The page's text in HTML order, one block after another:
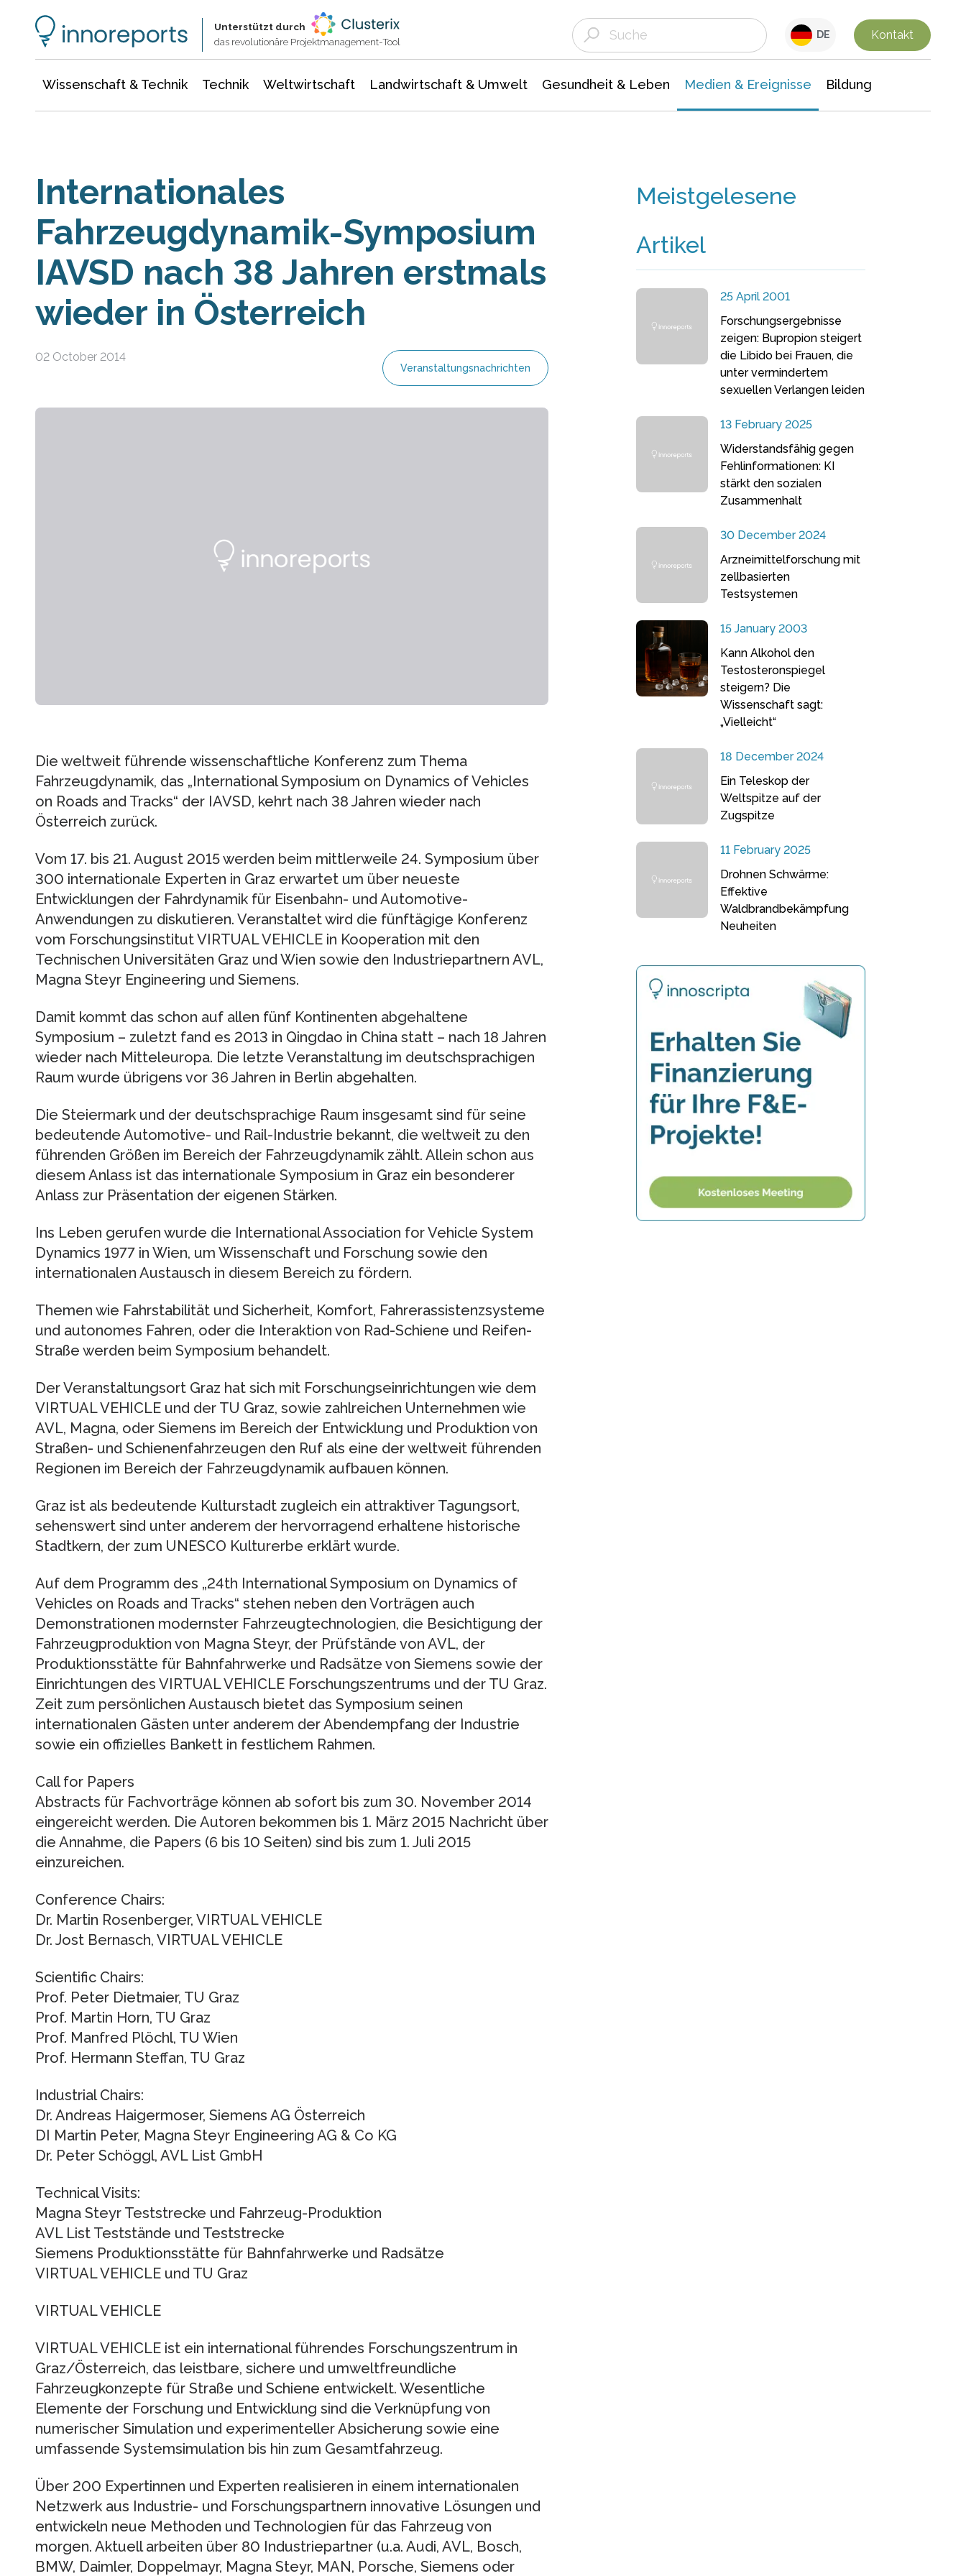
Unterstützt durch
das revolutionäre Projektmanagement-Tool
DE Kontakt
Wissenschaft & Technik Technik Weltwirtschaft Landwirtschaft & Umwelt Gesundheit & Leben Medien & Ereignisse Bildung
Internationales
Fahrzeugdynamik-Symposium
IAVSD nach 38 Jahren erstmals
wieder in Österreich
02 October 2014
Veranstaltungsnachrichten
Die weltweit führende wissenschaftliche Konferenz zum Thema
Fahrzeugdynamik, das „International Symposium on Dynamics of Vehicles
on Roads and Tracks“ der IAVSD, kehrt nach 38 Jahren wieder nach
Österreich zurück.
Vom 17. bis 21. August 2015 werden beim mittlerweile 24. Symposium über
300 internationale Experten in Graz erwartet um über neueste
Entwicklungen der Fahrdynamik für Eisenbahn- und Automotive-
Anwendungen zu diskutieren. Veranstaltet wird die fünftägige Konferenz
vom Forschungsinstitut VIRTUAL VEHICLE in Kooperation mit den
Technischen Universitäten Graz und Wien sowie den Industriepartnern AVL,
Magna Steyr Engineering und Siemens.
Damit kommt das schon auf allen fünf Kontinenten abgehaltene
Symposium – zuletzt fand es 2013 in Qingdao in China statt – nach 18 Jahren
wieder nach Mitteleuropa. Die letzte Veranstaltung im deutschsprachigen
Raum wurde übrigens vor 36 Jahren in Berlin abgehalten.
Die Steiermark und der deutschsprachige Raum insgesamt sind für seine
bedeutende Automotive- und Rail-Industrie bekannt, die weltweit zu den
führenden Größen im Bereich der Fahrzeugdynamik zählt. Allein schon aus
diesem Anlass ist das internationale Symposium in Graz ein besonderer
Anlass zur Präsentation der eigenen Stärken.
Ins Leben gerufen wurde die International Association for Vehicle System
Dynamics 1977 in Wien, um Wissenschaft und Forschung sowie den
internationalen Austausch in diesem Bereich zu fördern.
Themen wie Fahrstabilität und Sicherheit, Komfort, Fahrerassistenzsysteme
und autonomes Fahren, oder die Interaktion von Rad-Schiene und Reifen-
Straße werden beim Symposium behandelt.
Der Veranstaltungsort Graz hat sich mit Forschungseinrichtungen wie dem
VIRTUAL VEHICLE und der TU Graz, sowie zahlreichen Unternehmen wie
AVL, Magna, oder Siemens im Bereich der Entwicklung und Produktion von
Straßen- und Schienenfahrzeugen den Ruf als eine der weltweit führenden
Regionen im Bereich der Fahrzeugdynamik aufbauen können.
Graz ist als bedeutende Kulturstadt zugleich ein attraktiver Tagungsort,
sehenswert sind unter anderem der hervorragend erhaltene historische
Stadtkern, der zum UNESCO Kulturerbe erklärt wurde.
Auf dem Programm des „24th International Symposium on Dynamics of
Vehicles on Roads and Tracks“ stehen neben den Vorträgen auch
Demonstrationen modernster Fahrzeugtechnologien, die Besichtigung der
Fahrzeugproduktion von Magna Steyr, der Prüfstände von AVL, der
Produktionsstätte für Bahnfahrwerke und Radsätze von Siemens sowie der
Einrichtungen des VIRTUAL VEHICLE Forschungszentrums und der TU Graz.
Zeit zum persönlichen Austausch bietet das Symposium seinen
internationalen Gästen unter anderem der Abendempfang der Industrie
sowie ein offizielles Bankett in festlichem Rahmen.
Call for Papers
Abstracts für Fachvorträge können ab sofort bis zum 30. November 2014
eingereicht werden. Die Autoren bekommen bis 1. März 2015 Nachricht über
die Annahme, die Papers (6 bis 10 Seiten) sind bis zum 1. Juli 2015
einzureichen.
Conference Chairs:
Dr. Martin Rosenberger, VIRTUAL VEHICLE
Dr. Jost Bernasch, VIRTUAL VEHICLE
Scientific Chairs:
Prof. Peter Dietmaier, TU Graz
Prof. Martin Horn, TU Graz
Prof. Manfred Plöchl, TU Wien
Prof. Hermann Steffan, TU Graz
Industrial Chairs:
Dr. Andreas Haigermoser, Siemens AG Österreich
DI Martin Peter, Magna Steyr Engineering AG & Co KG
Dr. Peter Schöggl, AVL List GmbH
Technical Visits:
Magna Steyr Teststrecke und Fahrzeug-Produktion
AVL List Teststände und Teststrecke
Siemens Produktionsstätte für Bahnfahrwerke und Radsätze
VIRTUAL VEHICLE und TU Graz
VIRTUAL VEHICLE
VIRTUAL VEHICLE ist ein international führendes Forschungszentrum in
Graz/Österreich, das leistbare, sichere und umweltfreundliche
Fahrzeugkonzepte für Straße und Schiene entwickelt. Wesentliche
Elemente der Forschung und Entwicklung sind die Verknüpfung von
numerischer Simulation und experimenteller Absicherung sowie eine
umfassende Systemsimulation bis hin zum Gesamtfahrzeug.
Über 200 Expertinnen und Experten realisieren in einem internationalen
Netzwerk aus Industrie- und Forschungspartnern innovative Lösungen und
entwickeln neue Methoden und Technologien für das Fahrzeug von
morgen. Aktuell arbeiten über 80 Industriepartner (u.a. Audi, AVL, Bosch,
BMW, Daimler, Doppelmayr, Magna Steyr, MAN, Porsche, Siemens oder
Meistgelesene
Artikel
25 April 2001
Forschungsergebnisse
zeigen: Bupropion steigert
die Libido bei Frauen, die
unter vermindertem
sexuellen Verlangen leiden
13 February 2025
Widerstandsfähig gegen
Fehlinformationen: KI
stärkt den sozialen
Zusammenhalt
30 December 2024
Arzneimittelforschung mit
zellbasierten
Testsystemen
15 January 2003
Kann Alkohol den
Testosteronspiegel
steigern? Die
Wissenschaft sagt:
„Vielleicht“
18 December 2024
Ein Teleskop der
Weltspitze auf der
Zugspitze
11 February 2025
Drohnen Schwärme:
Effektive
Waldbrandbekämpfung
Neuheiten